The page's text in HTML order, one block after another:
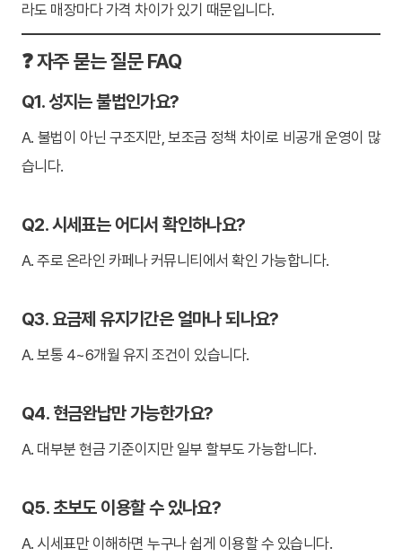
라도 매장마다 가격 차이가 있기 때문입니다.
❓ 자주 묻는 질문 FAQ
Q1. 성지는 불법인가요?
A. 불법이 아닌 구조지만, 보조금 정책 차이로 비공개 운영이 많
습니다.
Q2. 시세표는 어디서 확인하나요?
A. 주로 온라인 카페나 커뮤니티에서 확인 가능합니다.
Q3. 요금제 유지기간은 얼마나 되나요?
A. 보통 4~6개월 유지 조건이 있습니다.
Q4. 현금완납만 가능한가요?
A. 대부분 현금 기준이지만 일부 할부도 가능합니다.
Q5. 초보도 이용할 수 있나요?
A. 시세표만 이해하면 누구나 쉽게 이용할 수 있습니다.